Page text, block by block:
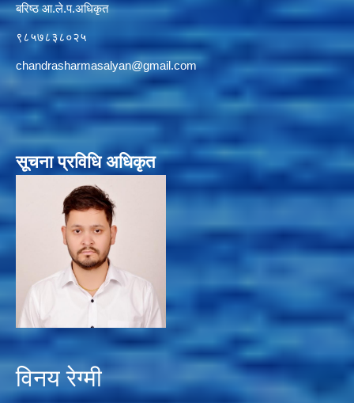
बरिष्ठ आ.ले.प.अधिकृत
९८५७८३८०२५
chandrasharmasalyan@gmail.com
सूचना प्रविधि अधिकृत
विनय रेग्मी